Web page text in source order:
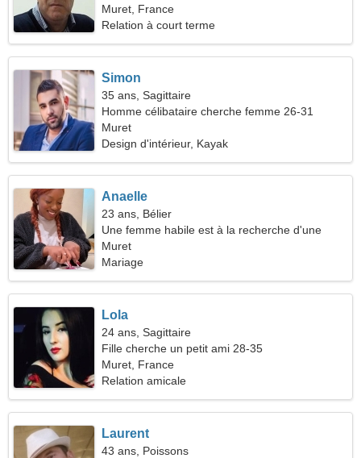
53
Muret, France
Relation à court terme
Simon
35 ans, Sagittaire
Homme célibataire cherche femme 26-31
Muret
Design d'intérieur, Kayak
Anaelle
23 ans, Bélier
Une femme habile est à la recherche d'une
relation amoureuse
Muret
Mariage
Lola
24 ans, Sagittaire
Fille cherche un petit ami 28-35
Muret, France
Relation amicale
Laurent
43 ans, Poissons